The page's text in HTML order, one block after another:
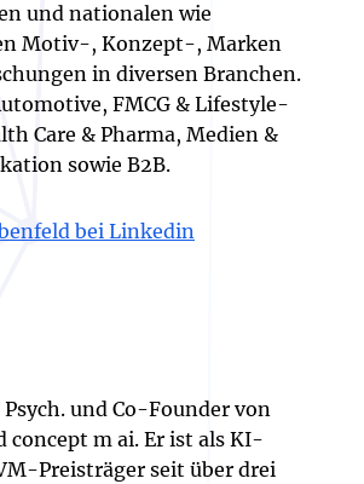
und nationalen wie
Motiv-, Konzept-, Marken
in diversen Branchen.
FMCG & Lifestyle-
Care & Pharma, Medien &
sowie B2B.
bei Linkedin
und Co-Founder von
concept m ai. Er ist als KI-
Preisträger seit über drei